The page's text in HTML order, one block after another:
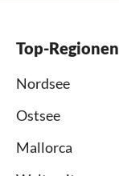
Top-Regionen
Nordsee
Ostsee
Mallorca